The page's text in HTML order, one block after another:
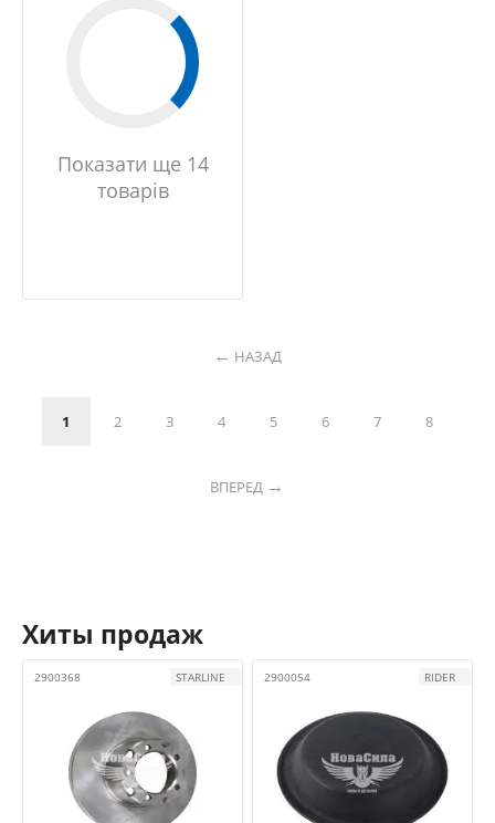
Показати ще 14
товарів
НАЗАД
1 2 3 4 5 6 7 8
ВПЕРЕД
Хиты продаж
2900368 STARLINE 2900054 RIDER